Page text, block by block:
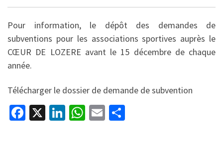
Pour information, le dépôt des demandes de
subventions pour les associations sportives auprès le
CŒUR DE LOZERE avant le 15 décembre de chaque
année.
Télécharger le dossier de demande de subvention
Fa X
Li W E